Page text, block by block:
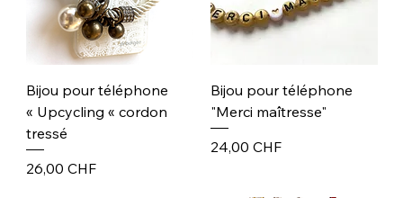
Bijou pour téléphone
« Upcycling « cordon
tressé
Prix
26,00 CHF
Bijou pour téléphone
"Merci maîtresse"
Prix
24,00 CHF